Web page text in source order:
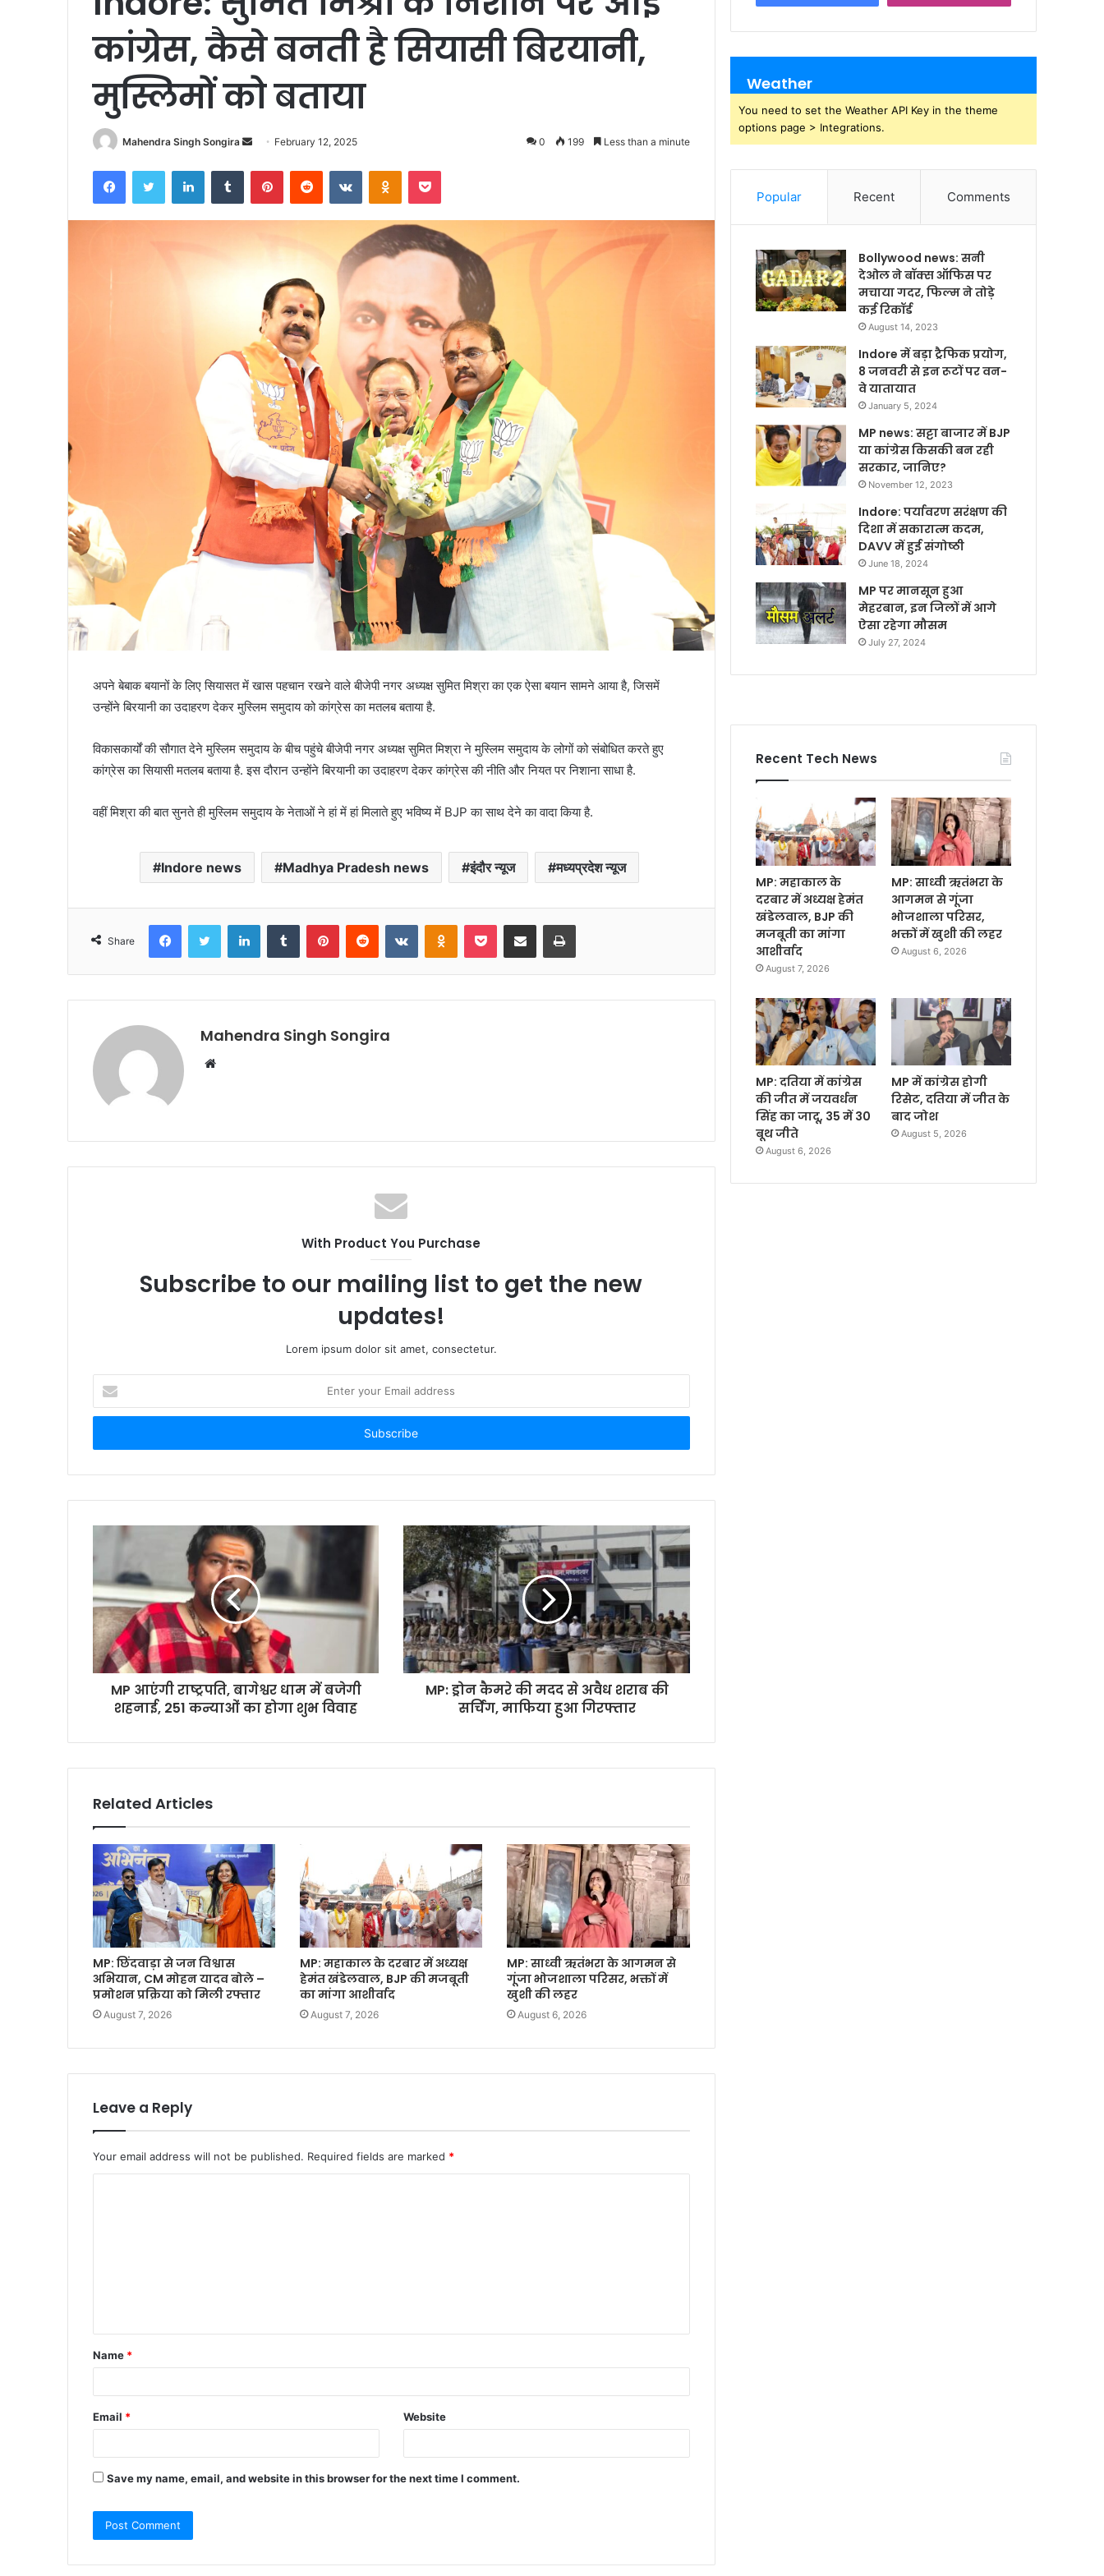
कांग्रेस, कैसे बनती है सियासी बिरयानी,
मुस्लिमों को बताया
Mahendra Singh Songira
Send
email
February 12, 2025 0 199 Less than a minute
FacebookTwitter LinkedInTumblr PinterestReddit VKontakteOdnoklassniki
Pocket
अपने बेबाक बयानों के लिए सियासत में खास पहचान रखने वाले बीजेपी नगर अध्यक्ष सुमित मिश्रा का एक ऐसा बयान सामने आया है, जिसमें
उन्होंने बिरयानी का उदाहरण देकर मुस्लिम समुदाय को कांग्रेस का मतलब बताया है.
विकासकार्यों की सौगात देने मुस्लिम समुदाय के बीच पहुंचे बीजेपी नगर अध्यक्ष सुमित मिश्रा ने मुस्लिम समुदाय के लोगों को संबोधित करते हुए
कांग्रेस का सियासी मतलब बताया है. इस दौरान उन्होंने बिरयानी का उदाहरण देकर कांग्रेस की नीति और नियत पर निशाना साधा है.
वहीं मिश्रा की बात सुनते ही मुस्लिम समुदाय के नेताओं ने हां में हां मिलाते हुए भविष्य में BJP का साथ देने का वादा किया है.
Indore news Madhya Pradesh news इंदौर न्यूज मध्यप्रदेश न्यूज
Share
FacebookTwitter LinkedInTumblr PinterestReddit VKontakteOdnoklassniki
Pocket Share via Email Print
Mahendra Singh Songira
Website
With Product You Purchase
Subscribe to our mailing list to get the new
updates!
Lorem ipsum dolor sit amet, consectetur.
your
Email
MP आएंगी राष्ट्रपति, बागेश्वर धाम में बजेगी
शहनाई, 251 कन्याओं का होगा शुभ विवाह
MP: ड्रोन कैमरे की मदद से अवैध शराब की
सर्चिंग, माफिया हुआ गिरफ्तार
Related Articles
MP: छिंदवाड़ा से जन विश्वास
अभियान, CM मोहन यादव बोले –
प्रमोशन प्रक्रिया को मिली रफ्तार
August 7, 2026
MP: महाकाल के दरबार में अध्यक्ष
हेमंत खंडेलवाल, BJP की मजबूती
का मांगा आशीर्वाद
August 7, 2026
MP: साध्वी ऋतंभरा के आगमन से
गूंजा भोजशाला परिसर, भक्तों में
खुशी की लहर
August 6, 2026
Leave a Reply
Your email address will not be published. Required fields are marked *
t
*
Name *
Email * Website
Save my name, email, and website in this browser for the next time I comment.
Weather
You need to set the Weather API Key in the theme
options page > Integrations.
Popular Recent Comments
Bollywood news: सनी
देओल ने बॉक्स ऑफिस पर
मचाया गदर, फिल्म ने तोड़े
कई रिकॉर्ड
August 14, 2023
Indore में बड़ा ट्रैफिक प्रयोग,
8 जनवरी से इन रूटों पर वन-
वे यातायात
January 5, 2024
MP news: सट्टा बाजार में BJP
या कांग्रेस किसकी बन रही
सरकार, जानिए?
November 12, 2023
Indore: पर्यावरण सरंक्षण की
दिशा में सकारात्म कदम,
DAVV में हुई संगोष्ठी
June 18, 2024
MP पर मानसून हुआ
मेहरबान, इन जिलों में आगे
ऐसा रहेगा मौसम
July 27, 2024
Recent Tech News
MP: महाकाल के
दरबार में अध्यक्ष हेमंत
खंडेलवाल, BJP की
मजबूती का मांगा
आशीर्वाद
August 7, 2026
MP: साध्वी ऋतंभरा के
आगमन से गूंजा
भोजशाला परिसर,
भक्तों में खुशी की लहर
August 6, 2026
MP: दतिया में कांग्रेस
की जीत में जयवर्धन
सिंह का जादू, 35 में 30
बूथ जीते
August 6, 2026
MP में कांग्रेस होगी
रिसेट, दतिया में जीत के
बाद जोश
August 5, 2026